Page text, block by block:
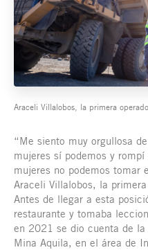
Araceli Villalobos, la primera
“Me siento muy orgullosa
mujeres sí podemos y
mujeres no podemos tomar
Araceli Villalobos, la
Antes de llegar a esta
restaurante y tomaba
en 2021 se dio cuenta de
Mina Aquila, en el área de